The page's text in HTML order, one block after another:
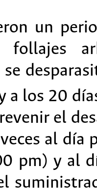
un
a los 20
el
al día
pm) y al